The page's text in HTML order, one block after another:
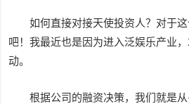
如何直接对接天使投资人？对于
吧！我最近也是因为进入泛娱乐产业
动。
根据公司的融资决策，我们就是从